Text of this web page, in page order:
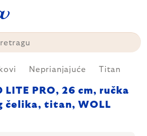
Neprianjajuće Titan
LITE PRO, 26 cm, ručka
čelika, titan, WOLL